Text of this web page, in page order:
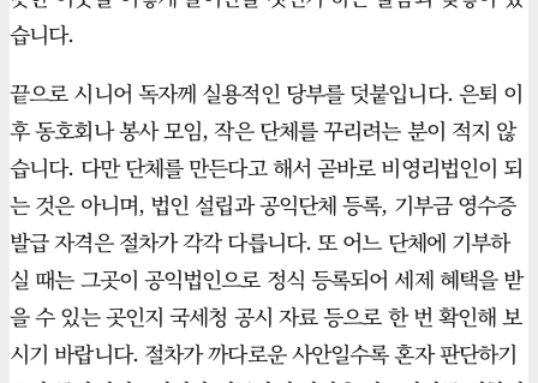
습니다.
끝으로 시니어 독자께 실용적인 당부를 덧붙입니다. 은퇴 이
후 동호회나 봉사 모임, 작은 단체를 꾸리려는 분이 적지 않
습니다. 다만 단체를 만든다고 해서 곧바로 비영리법인이 되
는 것은 아니며, 법인 설립과 공익단체 등록, 기부금 영수증
발급 자격은 절차가 각각 다릅니다. 또 어느 단체에 기부하
실 때는 그곳이 공익법인으로 정식 등록되어 세제 혜택을 받
을 수 있는 곳인지 국세청 공시 자료 등으로 한 번 확인해 보
시기 바랍니다. 절차가 까다로운 사안일수록 혼자 판단하기